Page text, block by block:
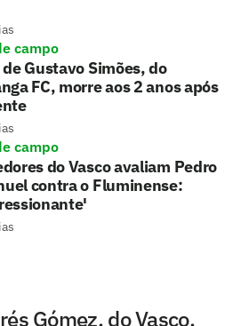
campo
Gustavo Simões, do
FC, morre aos 2 anos após
campo
do Vasco avaliam Pedro
contra o Fluminense:
Gómez, do Vasco,